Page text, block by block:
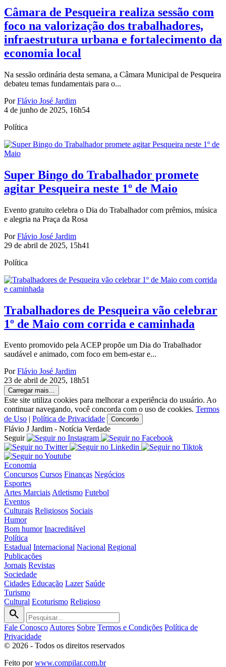
Câmara de Pesqueira realiza sessão com
foco na valorização dos trabalhadores,
infraestrutura urbana e fortalecimento da
economia local
Na sessão ordinária desta semana, a Câmara Municipal de Pesqueira
debateu temas fundamentais para o...
PorFlávio José Jardim
4 de junho de 2025, 16h54
Política
Super Bingo do Trabalhador promete
agitar Pesqueira neste 1º de Maio
Evento gratuito celebra o Dia do Trabalhador com prêmios, música
e alegria na Praça da Rosa
PorFlávio José Jardim
29 de abril de 2025, 15h41
Política
Trabalhadores de Pesqueira vão celebrar
1º de Maio com corrida e caminhada
Evento promovido pela ACEP propõe um Dia do Trabalhador
saudável e animado, com foco em bem-estar e...
PorFlávio José Jardim
23 de abril de 2025, 18h51
Carregar mais...
Este site utiliza cookies para melhorar a experiência do usuário. Ao
continuar navegando, você concorda com o uso de cookies. Termos
de Uso | Política de Privacidade Concordo
Flávio J Jardim - Notícia Verdade
Seguir
Economia
Concursos Cursos Finanças Negócios
Esportes
Artes MarciaisAtletismo Futebol
Eventos
Culturais Religiosos Sociais
Humor
Bom humor Inacreditável
Política
Estadual Internacional Nacional Regional
Publicações
Jornais Revistas
Sociedade
Cidades Educação Lazer Saúde
Turismo
Cultural Ecoturismo Religioso
search
Fale ConoscoAutores Sobre Termos e Condições Política de
Privacidade
© 2026 - Todos os direitos reservados
Feito porwww.compilar.com.br